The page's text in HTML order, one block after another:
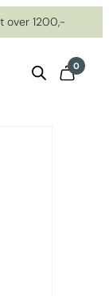
over 1200,-
0